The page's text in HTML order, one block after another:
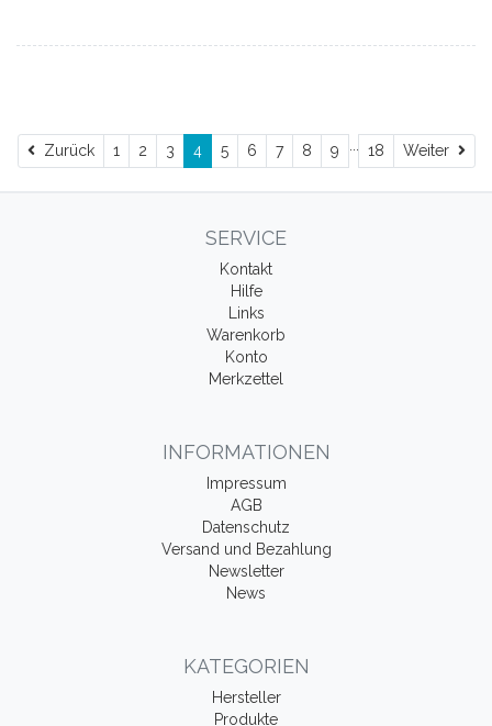
ZurückZurück
1 2 3 4 5 6 7 8 9 18 Weiter
SERVICE
Kontakt
Hilfe
Links
Warenkorb
Konto
Merkzettel
INFORMATIONEN
Impressum
AGB
Datenschutz
Versand und Bezahlung
Newsletter
News
KATEGORIEN
Hersteller
Produkte